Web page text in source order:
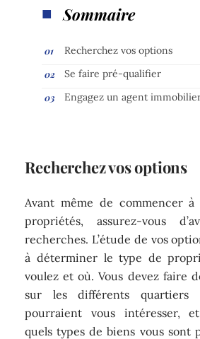
Sommaire
Recherchez vos options
Se faire pré-qualifier
Engagez un agent
Recherchez vos options
Avant même de commencer
propriétés, assurez-vous
recherches. L’étude de vos
à déterminer le type de
voulez et où. Vous devez faire
sur les différents
pourraient vous intéresser,
quels types de biens vous sont